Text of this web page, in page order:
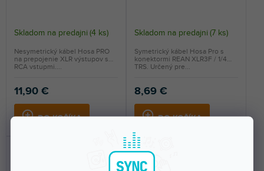
Skladom na predajni (4 ks)
11,90 €
DO KOŠÍKA
Nesymetrický kábel Hosa PRO
na prepojenie XLR výstupov s
RCA vstupmi....
Skladom na predajni (7 ks)
8,69 €
DO KOŠÍKA
Symetrický kábel Hosa Pro s
konektormi REAN XLR3F / 1/4
TRS. Určený pre...